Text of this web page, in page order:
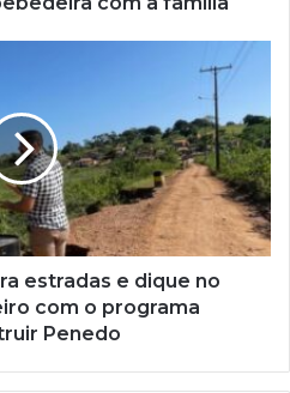
estradas e dique no
com o programa
Penedo